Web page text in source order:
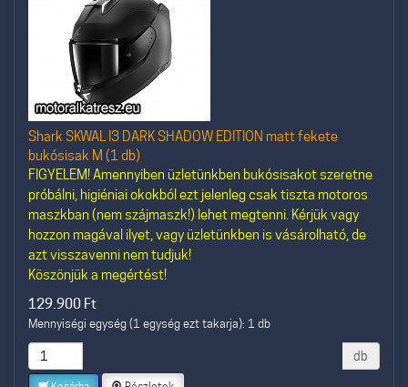
Shark SKWAL I3 DARK SHADOW EDITION matt fekete
bukósisak M (1 db)
FIGYELEM! Amennyiben üzletünkben bukósisakot szeretne
próbálni, higiéniai okokból ezt jelenleg csak tiszta motoros
maszkban (nem szájmaszk!) lehet megtenni. Kérjük vagy
hozzon magával ilyet, vagy üzletünkben is vásárolható, de
azt visszavenni nem tudjuk!
Köszönjük a megértést!
129.900 Ft
Mennyiségi egység (1 egység ezt takarja): 1 db
db